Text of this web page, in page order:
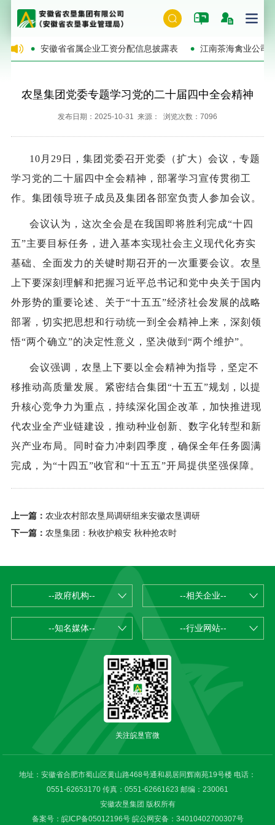
告 安徽省省属企业工资分配信息披露表 江南茶海禽业公司
农垦集团党委专题学习党的二十届四中全会精神
发布日期：2025-10-31 来源： 浏览次数：7096
10月29日，集团党委召开党委（扩大）会议，专题
学习党的二十届四中全会精神，部署学习宣传贯彻工
作。集团领导班子成员及集团各部室负责人参加会议。
会议认为，这次全会是在我国即将胜利完成“十四
五”主要目标任务，进入基本实现社会主义现代化夯实
基础、全面发力的关键时期召开的一次重要会议。农垦
上下要深刻理解和把握习近平总书记和党中央关于国内
外形势的重要论述、关于“十五五”经济社会发展的战略
部署，切实把思想和行动统一到全会精神上来，深刻领
悟“两个确立”的决定性意义，坚决做到“两个维护”。
会议强调，农垦上下要以全会精神为指导，坚定不
移推动高质量发展。紧密结合集团“十五五”规划，以提
升核心竞争力为重点，持续深化国企改革，加快推进现
代农业全产业链建设，推动种业创新、数字化转型和新
兴产业布局。同时奋力冲刺四季度，确保全年任务圆满
完成，为“十四五”收官和“十五五”开局提供坚强保障。
上一篇： 农业农村部农垦局调研组来安徽农垦调研
下一篇： 农垦集团：秋收护粮安 秋种抢农时
--政府机构-- --相关企业--
--知名媒体-- --行业网站--
关注皖垦官微
地址：安徽省合肥市蜀山区黄山路468号通和易居同辉南苑19号楼 电话：
0551-62653170 传真：0551-62661623 邮编：230061
安徽农垦集团 版权所有
备案号：皖ICP备05012196号 皖公网安备：34010402700307号